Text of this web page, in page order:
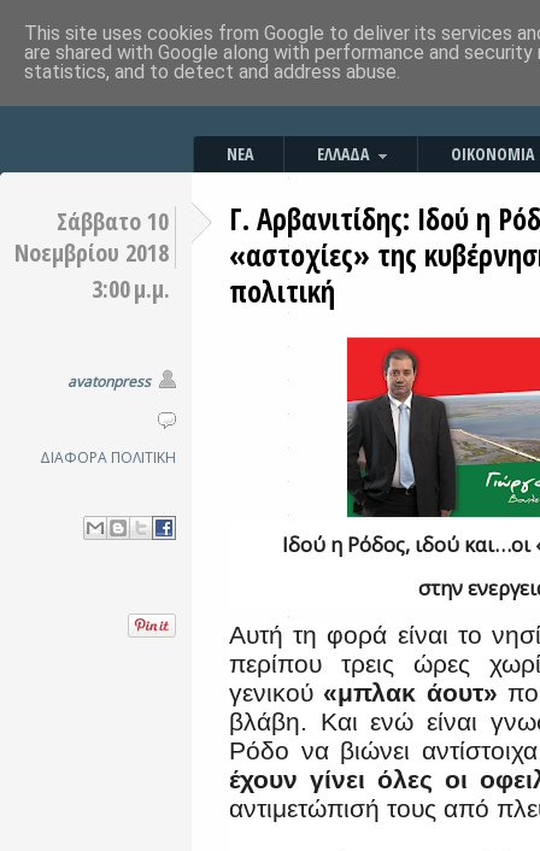
ΝΕΑ ΕΛΛΑΔΑ ΟΙΚΟΝΟΜΙΑ
Σάββατο 10
Νοεμβρίου 2018
3:00 μ.μ.
avatonpress
ΔΙΑΦΟΡΑ ΠΟΛΙΤΙΚΗ
Γ. Αρβανιτίδης: Ιδού η
«αστοχίες» της
πολιτική
Ιδού η Ρόδος, ιδού και…οι
στην
Αυτή τη φορά είναι το
περίπου τρεις ώρες
γενικού «μπλακ άουτ»
βλάβη. Και ενώ είναι
Ρόδο να βιώνει
έχουν γίνει όλες οι
αντιμετώπισή τους από
This site uses cookies from Google to deliver its services
are shared with Google along with performance and
statistics, and to detect and address abuse.